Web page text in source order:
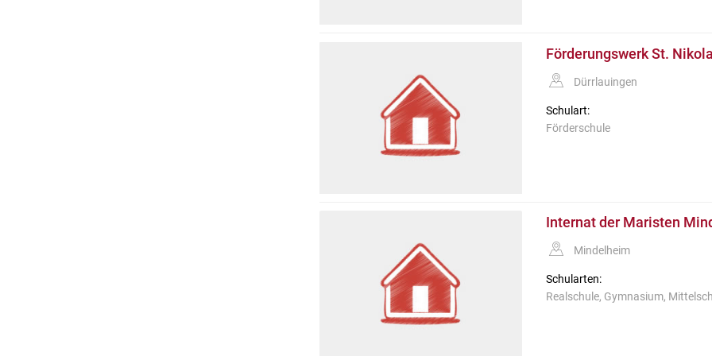
Förderungswerk St.
Dürrlauingen
Schulart:
Förderschule
Internat der Maristen
Mindelheim
Schularten:
Realschule, Gymnasium,